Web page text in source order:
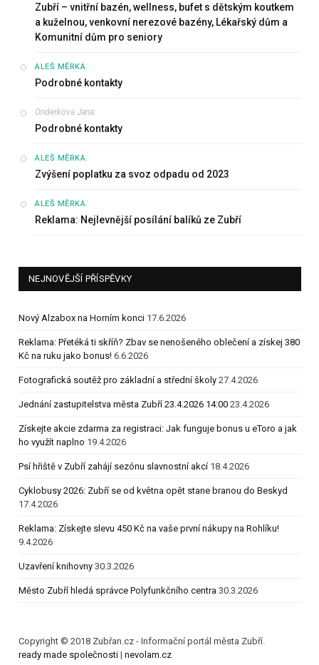
Zubří – vnitřní bazén, wellness, bufet s dětským koutkem
a kuželnou, venkovní nerezové bazény, Lékařský dům a
Komunitní dům pro seniory
ALEŠ MĚRKA:
Podrobné kontakty
Onderkova Jana:
Podrobné kontakty
ALEŠ MĚRKA:
Zvýšení poplatku za svoz odpadu od 2023
ALEŠ MĚRKA:
Reklama: Nejlevnější posílání balíků ze Zubří
NEJNOVĚJŠÍ PŘÍSPĚVKY
Nový Alzabox na Horním konci 17.6.2026
Reklama: Přetéká ti skříň? Zbav se nenošeného oblečení a získej 380
Kč na ruku jako bonus! 6.6.2026
Fotografická soutěž pro základní a střední školy 27.4.2026
Jednání zastupitelstva města Zubří 23.4.2026 14:00 23.4.2026
Získejte akcie zdarma za registraci: Jak funguje bonus u eToro a jak
ho využít naplno 19.4.2026
Psí hřiště v Zubří zahájí sezónu slavnostní akcí 18.4.2026
Cyklobusy 2026: Zubří se od května opět stane branou do Beskyd
17.4.2026
Reklama: Získejte slevu 450 Kč na vaše první nákupy na Rohlíku!
9.4.2026
Uzavření knihovny 30.3.2026
Město Zubří hledá správce Polyfunkčního centra 30.3.2026
Copyright © 2018 Zubřan.cz - Informační portál města Zubří.
ready made společnosti | nevolam.cz